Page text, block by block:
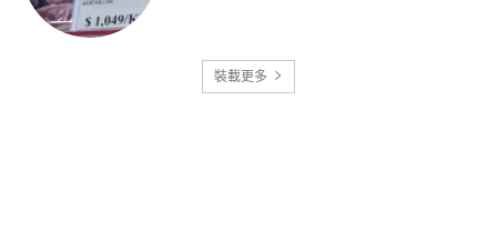
裝載更多